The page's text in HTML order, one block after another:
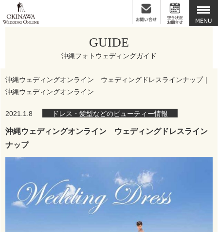
GUIDE
沖縄フォトウェディングガイド
沖縄ウェディングオンライン ウェディングドレスラインナップ｜
沖縄ウェディングオンライン
2021.1.8 ドレス・髪型などのビューティー情報
沖縄ウェディングオンライン ウェディングドレスライン
ナップ